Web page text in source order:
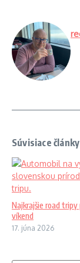
Súvisiace články
Najkrajšie road
víkend
17. júna 2026